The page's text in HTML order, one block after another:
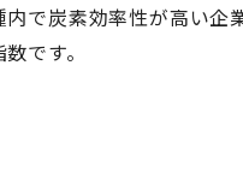
で炭素効率性が高い
です。